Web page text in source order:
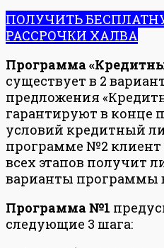
ПОЛУЧИТЬ
РАССРОЧКИ ХАЛВА
Программа
существует в 2
предложения
гарантируют в конце
условий кредитный
программе №2 клиент
всех этапов получит
варианты программы
Программа №1
следующие 3 шага: